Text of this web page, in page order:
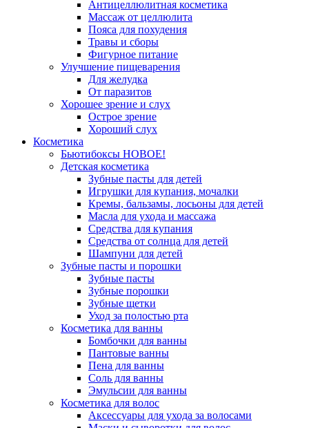
Антицеллюлитная косметика
Массаж от целлюлита
Пояса для похудения
Травы и сборы
Фигурное питание
Улучшение пищеварения
Для желудка
От паразитов
Хорошее зрение и слух
Острое зрение
Хороший слух
Косметика
Бьютибоксы НОВОЕ!
Детская косметика
Зубные пасты для детей
Игрушки для купания, мочалки
Кремы, бальзамы, лосьоны для детей
Масла для ухода и массажа
Средства для купания
Средства от солнца для детей
Шампуни для детей
Зубные пасты и порошки
Зубные пасты
Зубные порошки
Зубные щетки
Уход за полостью рта
Косметика для ванны
Бомбочки для ванны
Пантовые ванны
Пена для ванны
Соль для ванны
Эмульсии для ванны
Косметика для волос
Аксессуары для ухода за волосами